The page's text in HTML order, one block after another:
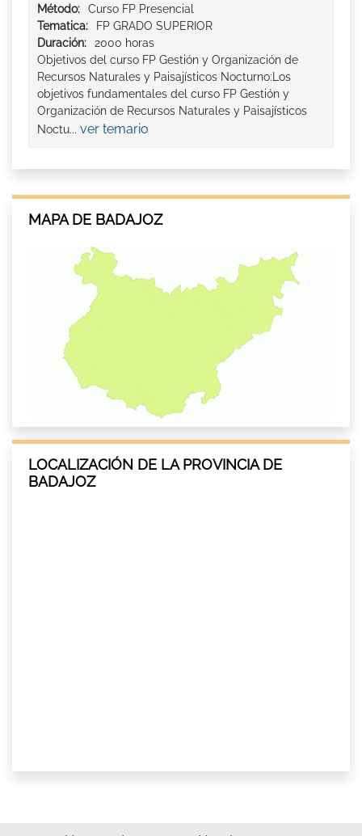
Método:
Curso FP Presencial
Tematica:
FP GRADO SUPERIOR
Duración:
2000 horas
Objetivos del curso FP Gestión y Organización de
Recursos Naturales y Paisajísticos Nocturno:Los
objetivos fundamentales del curso FP Gestión y
Organización de Recursos Naturales y Paisajísticos
Noctu... ver temario
MAPA DE BADAJOZ
LOCALIZACIÓN DE LA PROVINCIA DE
BADAJOZ